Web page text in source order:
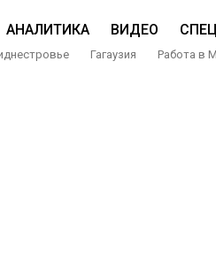
АНАЛИТИКА ВИДЕО
Гагаузия Работа в